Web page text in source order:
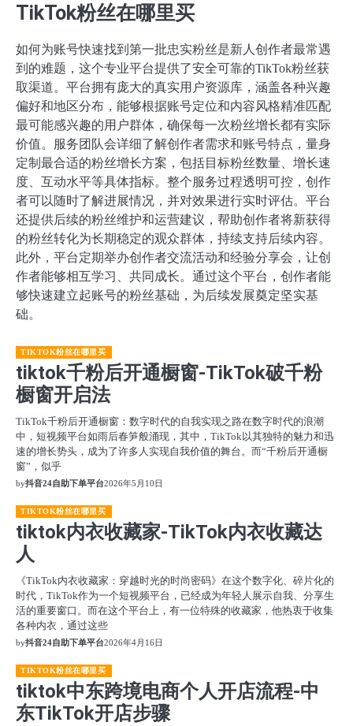
TikTok粉丝在哪里买
如何为账号快速找到第一批忠实粉丝是新人创作者最常遇
到的难题，这个专业平台提供了安全可靠的TikTok粉丝获
取渠道。平台拥有庞大的真实用户资源库，涵盖各种兴趣
偏好和地区分布，能够根据账号定位和内容风格精准匹配
最可能感兴趣的用户群体，确保每一次粉丝增长都有实际
价值。服务团队会详细了解创作者需求和账号特点，量身
定制最合适的粉丝增长方案，包括目标粉丝数量、增长速
度、互动水平等具体指标。整个服务过程透明可控，创作
者可以随时了解进展情况，并对效果进行实时评估。平台
还提供后续的粉丝维护和运营建议，帮助创作者将新获得
的粉丝转化为长期稳定的观众群体，持续支持后续内容。
此外，平台定期举办创作者交流活动和经验分享会，让创
作者能够相互学习、共同成长。通过这个平台，创作者能
够快速建立起账号的粉丝基础，为后续发展奠定坚实基
础。
TIKTOK粉丝在哪里买
tiktok千粉后开通橱窗-TikTok破千粉
橱窗开启法
TikTok千粉后开通橱窗：数字时代的自我实现之路在数字时代的浪潮
中，短视频平台如雨后春笋般涌现，其中，TikTok以其独特的魅力和迅
速的增长势头，成为了许多人实现自我价值的舞台。而“千粉后开通橱
窗”，似乎
by抖音24自助下单平台2026年5月10日
TIKTOK粉丝在哪里买
tiktok内衣收藏家-TikTok内衣收藏达
人
《TikTok内衣收藏家：穿越时光的时尚密码》在这个数字化、碎片化的
时代，TikTok作为一个短视频平台，已经成为年轻人展示自我、分享生
活的重要窗口。而在这个平台上，有一位特殊的收藏家，他热衷于收集
各种内衣，通过这些
by抖音24自助下单平台2026年4月16日
TIKTOK粉丝在哪里买
tiktok中东跨境电商个人开店流程-中
东TikTok开店步骤